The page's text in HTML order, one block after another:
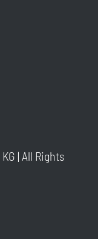
| All Rights